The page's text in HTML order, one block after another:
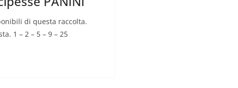
di questa raccolta.
1 – 2 – 5 – 9 – 25